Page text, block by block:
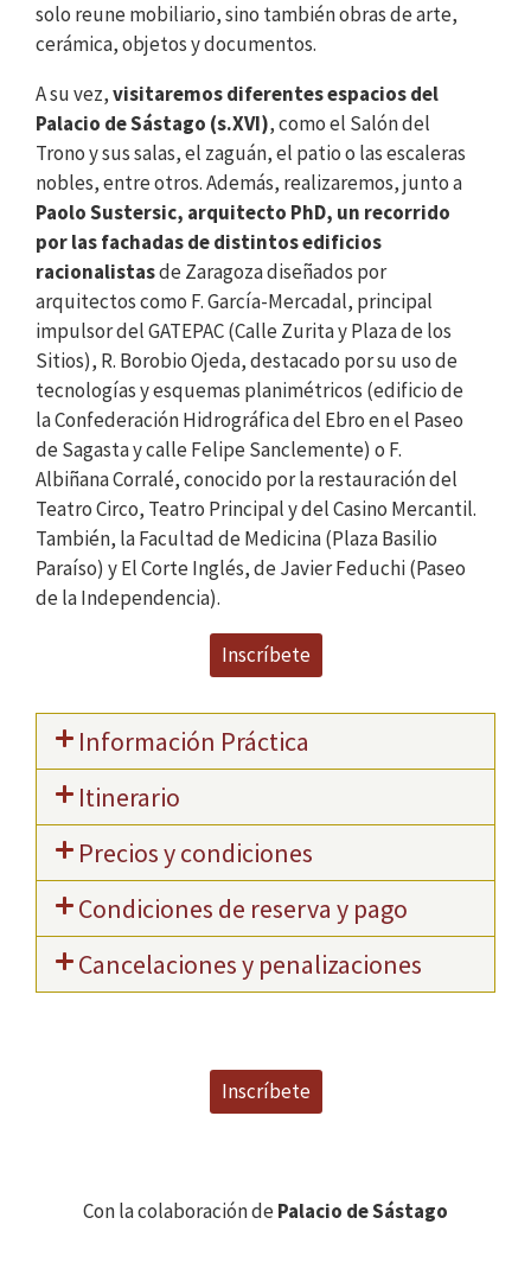
solo reune mobiliario, sino también obras de arte,
cerámica, objetos y documentos.
A su vez,visitaremos diferentes espacios del
Palacio de Sástago (s.XVI), como el Salón del
Trono y sus salas, el zaguán, el patio o las escaleras
nobles, entre otros. Además, realizaremos, junto a
Paolo Sustersic, arquitecto PhD, un recorrido
por las fachadas de distintos edificios
racionalistasde Zaragoza diseñados por
arquitectos como F. García-Mercadal, principal
impulsor del GATEPAC (Calle Zurita y Plaza de los
Sitios), R. Borobio Ojeda, destacado por su uso de
tecnologías y esquemas planimétricos (edificio de
la Confederación Hidrográfica del Ebro en el Paseo
de Sagasta y calle Felipe Sanclemente) o F.
Albiñana Corralé, conocido por la restauración del
Teatro Circo, Teatro Principal y del Casino Mercantil.
También, la Facultad de Medicina (Plaza Basilio
Paraíso) y El Corte Inglés, de Javier Feduchi (Paseo
de la Independencia).
Inscríbete
Información Práctica
Itinerario
Precios y condiciones
Condiciones de reserva y pago
Cancelaciones y penalizaciones
Inscríbete
Con la colaboración dePalacio de Sástago